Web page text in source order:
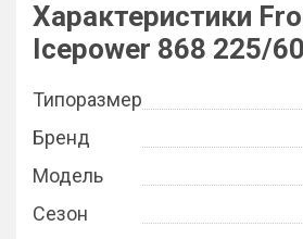
Характеристики
Icepower 868 225/
Типоразмер
Бренд
Модель
Сезон